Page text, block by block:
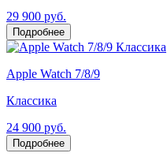
29 900 руб.
Подробнее
Apple Watch 7/8/9
Классика
24 900 руб.
Подробнее